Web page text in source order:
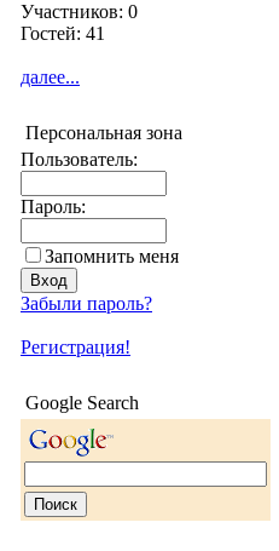
Участников: 0
Гостей: 41
далее...
Персональная зона
Пользователь:
Пароль:
Запомнить меня
Забыли пароль?
Регистрация!
Google Search